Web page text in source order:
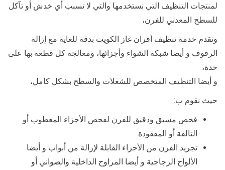
لمنتجات التنظيف التي نستخدمها والتي لا تسبب أي خدش أو تآكل
للسطح المعدني للفرن،
ونقدم خدمة تنظيف أفران غاز الكويت بدقة للغاية مع إزالة
الرفوف و أيضا شبكة الشواء وأجزائها، ومعالجة كل قطعة بها على
حدة،
و أيضا التنظيف المتخصص للشعلات والسطح بشكل كامل،
حيث نقوم ب:
فحص مسبق ودقيق للفرن لفحص الأجزاء المعطوب أو
التالفة أو المفقودة.
تجريد الفرن من الأجزاء القابلة لإزالة من أبواب و أيضا
الألواح الزجاجية و أيضا المراوح الداخلية والصواني أو